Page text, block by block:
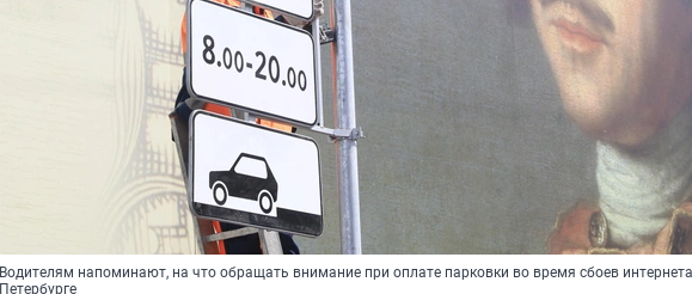
Водителям напоминают, на что обращать внимание при оплате парковки во время сбоев
Петербурге